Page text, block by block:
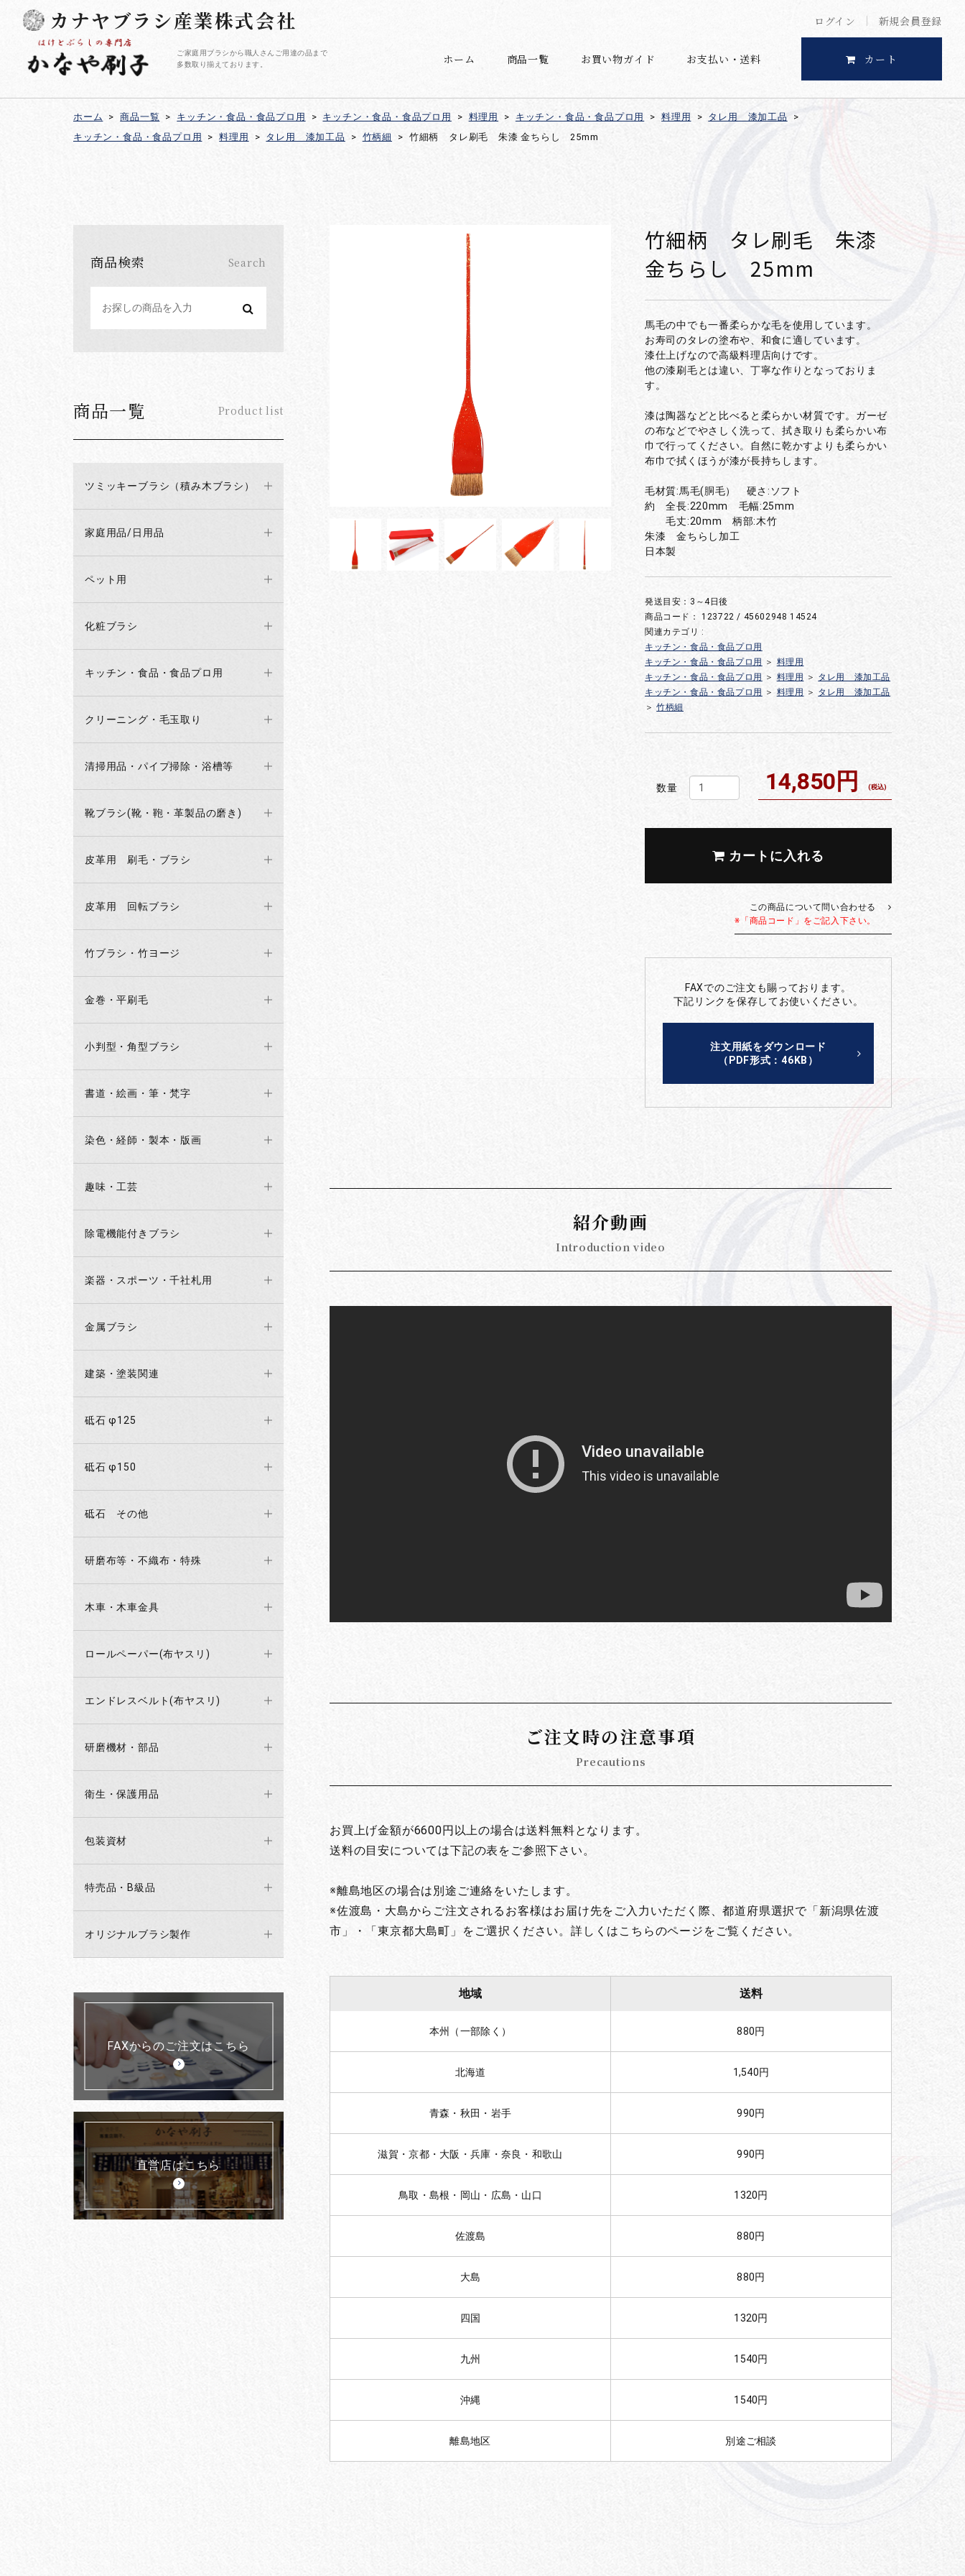
ログイン 新規会員登録
カナヤブラシ産業株式会社
ご家庭用ブラシから職人さんご用達の品まで
多数取り揃えております。
ホーム 商品一覧 お買い物ガイド お支払い・送料 カート
ホーム > 商品一覧 > キッチン・食品・食品プロ用 > キッチン・食品・食品プロ用 > 料理用 > キッチン・食品・食品プロ用 > 料理用 > タレ用 漆加工品
>
キッチン・食品・食品プロ用
> 料理用 > タレ用 漆加工品 > 竹柄細 > 竹細柄 タレ刷毛 朱漆 金ちらし 25mm
商品検索 Search
商品一覧 Product list
ツミッキーブラシ（積み木ブラシ）
家庭用品/日用品
ペット用
化粧ブラシ
キッチン・食品・食品プロ用
クリーニング・毛玉取り
清掃用品・パイプ掃除・浴槽等
靴ブラシ(靴・鞄・革製品の磨き)
皮革用 刷毛・ブラシ
皮革用 回転ブラシ
竹ブラシ・竹ヨージ
金巻・平刷毛
小判型・角型ブラシ
書道・絵画・筆・梵字
染色・経師・製本・版画
趣味・工芸
除電機能付きブラシ
楽器・スポーツ・千社札用
金属ブラシ
建築・塗装関連
砥石 φ125
砥石 φ150
砥石 その他
研磨布等・不織布・特殊
木車・木車金具
ロールペーパー(布ヤスリ)
エンドレスベルト(布ヤスリ)
研磨機材・部品
衛生・保護用品
包装資材
特売品・B級品
オリジナルブラシ製作
FAXからのご注文はこちら
直営店はこちら
竹細柄 タレ刷毛 朱漆
金ちらし 25mm
馬毛の中でも一番柔らかな毛を使用しています。
お寿司のタレの塗布や、和食に適しています。
漆仕上げなので高級料理店向けです。
他の漆刷毛とは違い、丁寧な作りとなっておりま
す。
漆は陶器などと比べると柔らかい材質です。ガーゼ
の布などでやさしく洗って、拭き取りも柔らかい布
巾で行ってください。自然に乾かすよりも柔らかい
布巾で拭くほうが漆が長持ちします。
毛材質:馬毛(胴毛） 硬さ:ソフト
約 全長:220mm 毛幅:25mm
毛丈:20mm 柄部:木竹
朱漆 金ちらし加工
日本製
発送目安：3～4日後
商品コード：123722 / 45602948 14524
関連カテゴリ :
キッチン・食品・食品プロ用
キッチン・食品・食品プロ用
＞ 料理用
キッチン・食品・食品プロ用
＞ 料理用 ＞ タレ用 漆加工品
キッチン・食品・食品プロ用
＞ 料理用 ＞ タレ用 漆加工品
＞ 竹柄細
数量 14,850円 (税込)
カートに入れる
この商品について問い合わせる
※「商品コード」をご記入下さい。
FAXでのご注文も賜っております。
下記リンクを保存してお使いください。
注文用紙をダウンロード
（PDF形式：46KB）
紹介動画
Introduction video
ご注文時の注意事項
Precautions
お買上げ金額が6600円以上の場合は送料無料となります。
送料の目安については下記の表をご参照下さい。
※離島地区の場合は別途ご連絡をいたします。
※佐渡島・大島からご注文されるお客様はお届け先をご入力いただく際、都道府県選択で「新潟県佐渡
市」・「東京都大島町」をご選択ください。詳しくはこちらのページをご覧ください。
地域 送料
本州（一部除く） 880円
北海道 1,540円
青森・秋田・岩手 990円
滋賀・京都・大阪・兵庫・奈良・和歌山 990円
鳥取・島根・岡山・広島・山口 1320円
佐渡島 880円
大島 880円
四国 1320円
九州 1540円
沖縄 1540円
離島地区 別途ご相談